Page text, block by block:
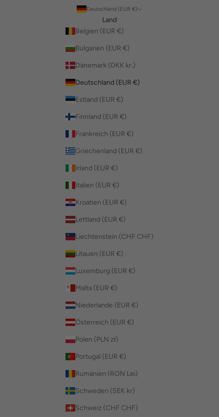
Deutschland (EUR €)
Land
Belgien (EUR €)
Bulgarien (EUR €)
Dänemark (DKK kr.)
Deutschland (EUR €)
Estland (EUR €)
Finnland (EUR €)
Frankreich (EUR €)
Griechenland (EUR €)
Irland (EUR €)
Italien (EUR €)
Kroatien (EUR €)
Lettland (EUR €)
Liechtenstein (CHF CHF)
Litauen (EUR €)
Luxemburg (EUR €)
Malta (EUR €)
Niederlande (EUR €)
Österreich (EUR €)
Polen (PLN zł)
Portugal (EUR €)
Rumänien (RON Lei)
Schweden (SEK kr)
Schweiz (CHF CHF)